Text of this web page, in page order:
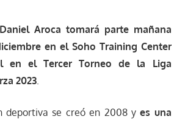
Daniel Aroca tomará parte mañana
en el Soho Training Center
en el Tercer Torneo de la Liga
2023.
deportiva se creó en 2008 yes una